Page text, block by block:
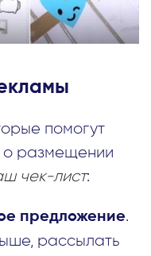
помогут
о размещении
чек-лист:
предложение.
рассылать